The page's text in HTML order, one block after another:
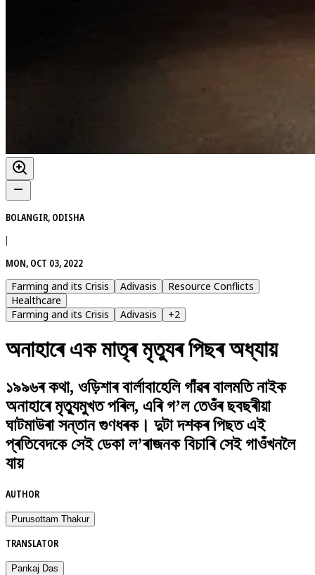
BOLANGIR, ODISHA
|
MON, OCT 03, 2022
Farming and its Crisis
Adivasis
Resource Conflicts
Healthcare
Farming and its Crisis
Adivasis +2
অনাহাৰে এক মাতৃৰ মৃত্যুৰ পিছৰ অধ্যায়
১৯৯৬ৰ কথা, ওড়িশাৰ বাৰ্লাবাহেলি গাঁৱৰ বালমতি নাইক
অনাহাৰে মৃত্যুমুখত পৰিল, এৰি গ’ল তেওঁৰ ছবছৰীয়া
ঘাটমাউৰা সন্তান গুণধৰক। দুটা দশকৰ পিছত এই
প্ৰতিবেদকে সেই ডেকা ল’ৰাজনক বিচাৰি সেই গাওঁখনলৈ
যায়
AUTHOR
Purusottam Thakur
TRANSLATOR
Pankaj Das